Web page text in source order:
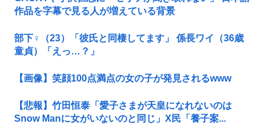
作品を字幕で見る人が増えている背景
部下♀（23）「彼氏と同棲してます」 係長ワイ（36歳
童貞）「えっ…？」
【画像】笑顔100点満点の女の子が発見されるwww
【悲報】竹田恒泰「愛子さまが天皇になれないのは
Snow Manに女がいないのと同じ」X民「養子案...